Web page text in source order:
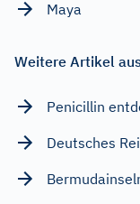
Maya
Weitere Artikel
Penicillin
Deutsches